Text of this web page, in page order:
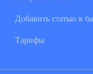
Добавить статью в
Тарифы